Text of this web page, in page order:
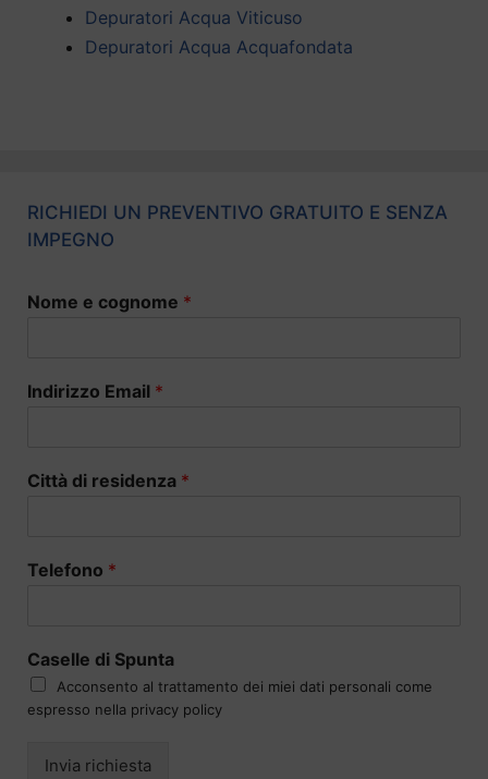
Depuratori Acqua Viticuso
Depuratori Acqua Acquafondata
RICHIEDI UN PREVENTIVO GRATUITO E SENZA
IMPEGNO
Nome e cognome *
Indirizzo Email *
Città di residenza *
Telefono *
Caselle di Spunta
Acconsento al trattamento dei miei dati personali come
espresso nella privacy policy
Invia richiesta